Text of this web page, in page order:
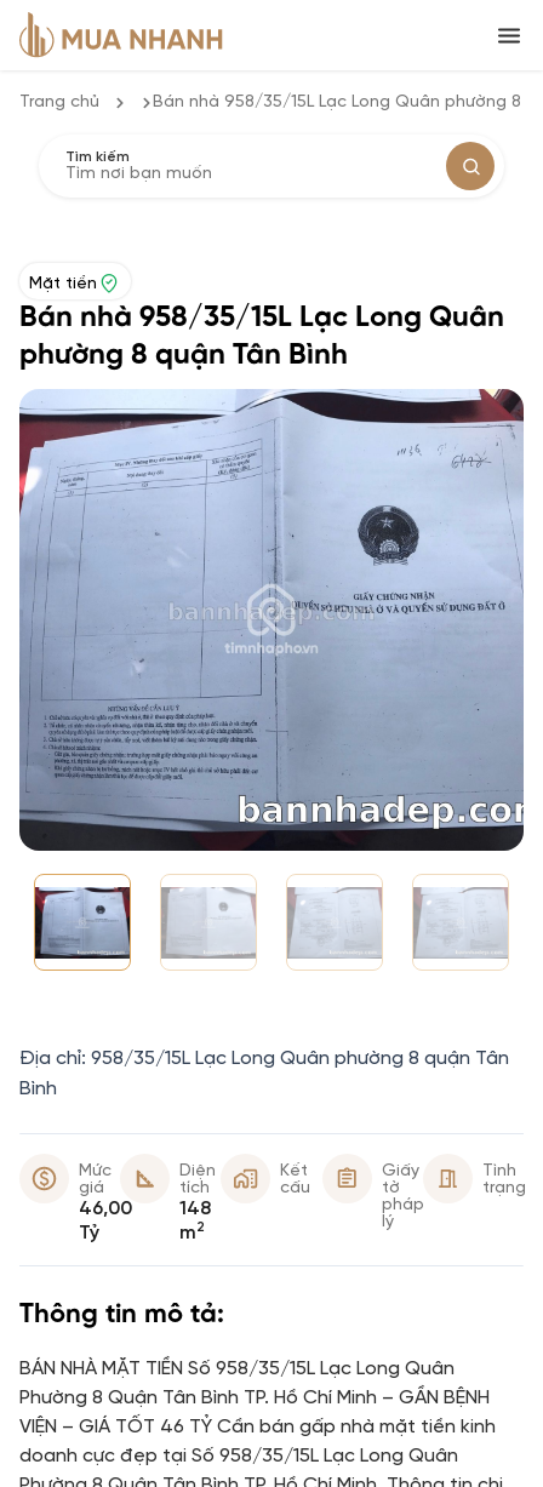
Trang chủ Bán nhà 958/35/15L Lạc Long Quân phường 8
Tìm kiếm
Mặt tiền
Bán nhà 958/35/15L Lạc Long Quân
phường 8 quận Tân Bình
Địa chỉ: 958/35/15L Lạc Long Quân phường 8 quận Tân
Bình
Mức
giá
46,00
Tỷ
Diện
tích
148
m2
Kết
cấu
Giấy
tờ
pháp
lý
Tình
trạng
Thông tin mô tả:
BÁN NHÀ MẶT TIỀN Số 958/35/15L Lạc Long Quân
Phường 8 Quận Tân Bình TP. Hồ Chí Minh – GẦN BỆNH
VIỆN – GIÁ TỐT 46 TỶ Cần bán gấp nhà mặt tiền kinh
doanh cực đẹp tại Số 958/35/15L Lạc Long Quân